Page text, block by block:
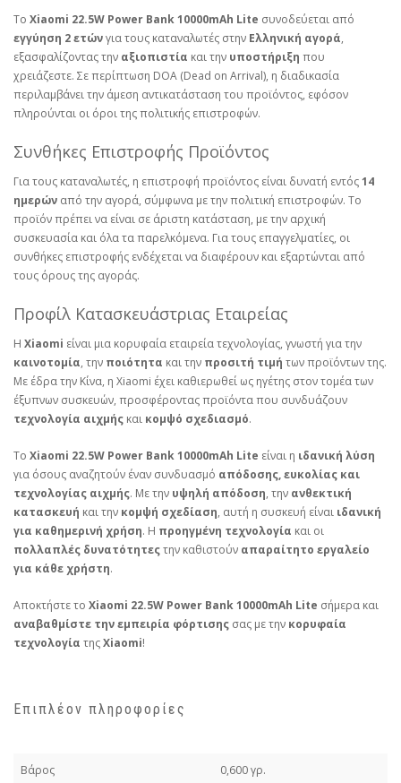
Το Xiaomi 22.5W Power Bank 10000mAh Lite συνοδεύεται από
εγγύηση 2 ετώνγια τους καταναλωτές στην Ελληνική αγορά,
εξασφαλίζοντας την αξιοπιστία και την υποστήριξη που
χρειάζεστε. Σε περίπτωση DOA (Dead on Arrival), η διαδικασία
περιλαμβάνει την άμεση αντικατάσταση του προϊόντος, εφόσον
πληρούνται οι όροι της πολιτικής επιστροφών.
Συνθήκες Επιστροφής Προϊόντος
Για τους καταναλωτές, η επιστροφή προϊόντος είναι δυνατή εντός14
ημερών από την αγορά, σύμφωνα με την πολιτική επιστροφών. Το
προϊόν πρέπει να είναι σε άριστη κατάσταση, με την αρχική
συσκευασία και όλα τα παρελκόμενα. Για τους επαγγελματίες, οι
συνθήκες επιστροφής ενδέχεται να διαφέρουν και εξαρτώνται από
τους όρους της αγοράς.
Προφίλ Κατασκευάστριας Εταιρείας
Η Xiaomi είναι μια κορυφαία εταιρεία τεχνολογίας, γνωστή για την
καινοτομία, την ποιότητα και την προσιτή τιμή των προϊόντων της.
Με έδρα την Κίνα, η Xiaomi έχει καθιερωθεί ως ηγέτης στον τομέα των
έξυπνων συσκευών, προσφέροντας προϊόντα που συνδυάζουν
τεχνολογία αιχμής και κομψό σχεδιασμό.
Το Xiaomi 22.5W Power Bank 10000mAh Lite είναι η ιδανική λύση
για όσους αναζητούν έναν συνδυασμό απόδοσης, ευκολίας και
τεχνολογίας αιχμής. Με την υψηλή απόδοση, την ανθεκτική
κατασκευή και την κομψή σχεδίαση, αυτή η συσκευή είναι ιδανική
για καθημερινή χρήση. Η προηγμένη τεχνολογία και οι
πολλαπλές δυνατότητεςτην καθιστούν απαραίτητο εργαλείο
για κάθε χρήστη.
Αποκτήστε το Xiaomi 22.5W Power Bank 10000mAh Lite σήμερα και
αναβαθμίστε την εμπειρία φόρτισης σας με την κορυφαία
τεχνολογία τηςXiaomi!
Επιπλέον πληροφορίες
Βάρος 0,600 γρ.